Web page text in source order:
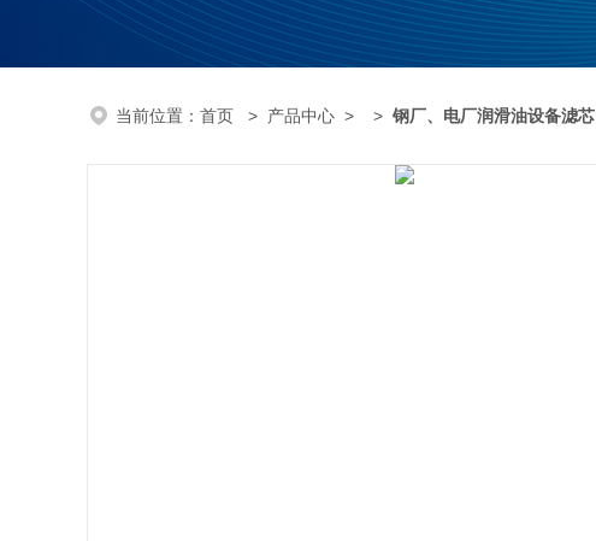
当前位置： 首页 > 产品中心 > > 钢厂、电厂润滑油设备滤芯